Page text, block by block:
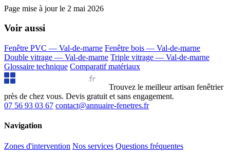
Page mise à jour le 2 mai 2026
Voir aussi
Fenêtre PVC — Val-de-marne Fenêtre bois — Val-de-marne
Double vitrage — Val-de-marne Triple vitrage — Val-de-marne
Glossaire technique Comparatif matériaux
Annuaire Fenêtres.fr
Trouvez le meilleur artisan fenêtrier
près de chez vous. Devis gratuit et sans engagement.
07 56 93 03 67 contact@annuaire-fenetres.fr
Navigation
Zones d'intervention Nos services Questions fréquentes